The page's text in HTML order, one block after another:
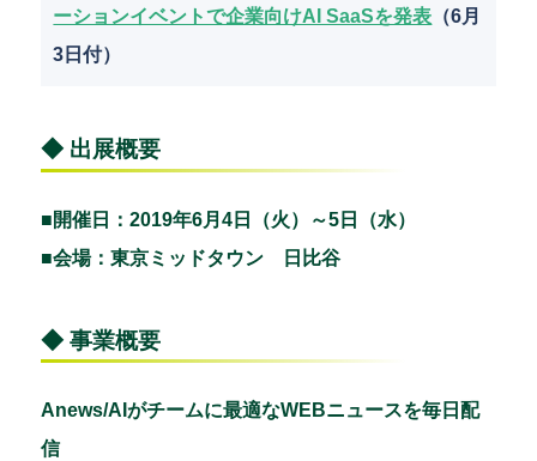
ーションイベントで企業向けAI SaaSを発表 （6月
3日付）
◆ 出展概要
■開催日：2019年6月4日（火）～5日（水）
■会場：東京ミッドタウン 日比谷
◆ 事業概要
Anews/AIがチームに最適なWEBニュースを毎日配
信